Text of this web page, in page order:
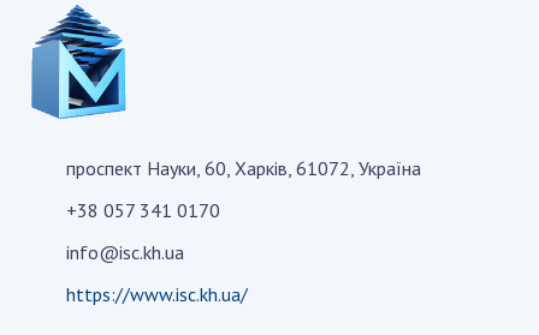
СТРУКТУРА
Апарат Президії
Секція фізико-технічних і математичних
Секція хімічних і біологічних наук
Секція суспільних і гуманітарних наук
проспект Науки, 60, Харків, 61072, Україна
+38 057 341 0170
info@isc.kh.ua
https://www.isc.kh.ua/